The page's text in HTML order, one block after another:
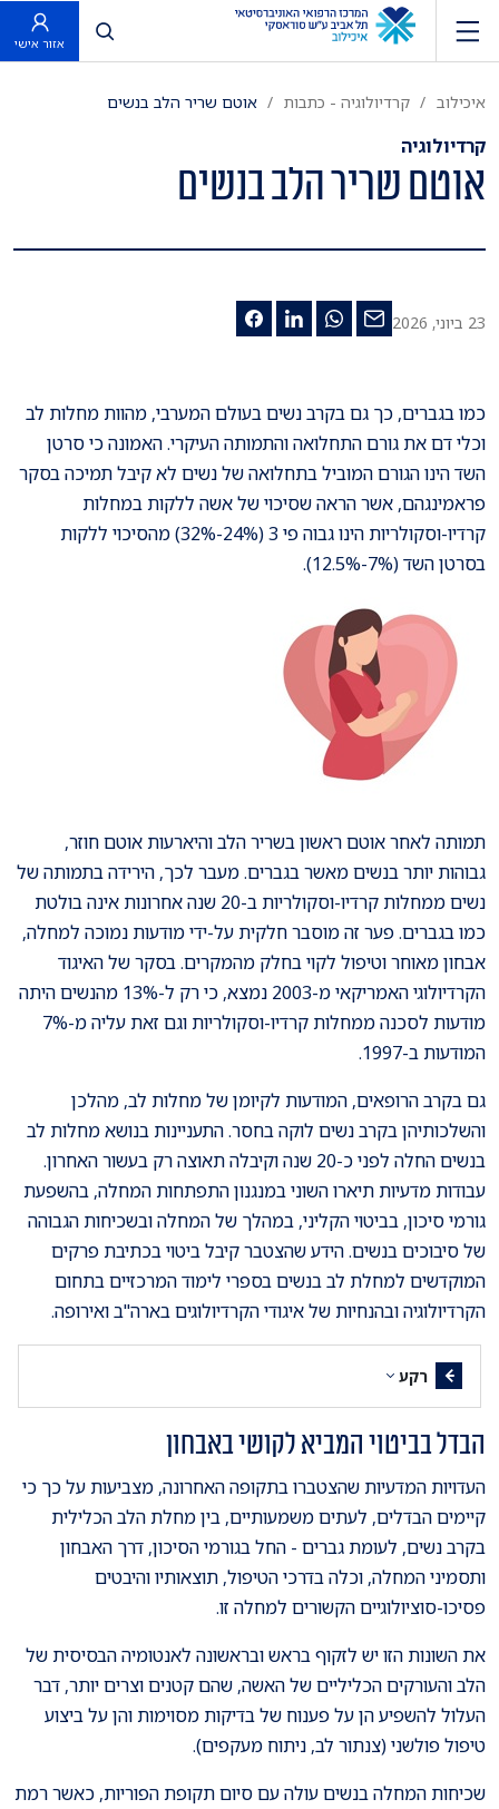
פתח חיפוש
אזור אישי
איכילוב קרדיולוגיה - כתבות אוטם שריר הלב בנשים
קרדיולוגיה
אוטם שריר הלב בנשים
23 ביוני, 2026
כמו בגברים, כך גם בקרב נשים בעולם המערבי, מהוות מחלות לב
וכלי דם את גורם התחלואה והתמותה העיקרי. האמונה כי סרטן
השד הינו הגורם המוביל בתחלואה של נשים לא קיבל תמיכה בסקר
פראמינגהם, אשר הראה שסיכוי של אשה ללקות במחלות
קרדיו-וסקולריות הינו גבוה פי 3 (24%-32%) מהסיכוי ללקות
בסרטן השד (7%-12.5%).
תמותה לאחר אוטם ראשון בשריר הלב והיארעות אוטם חוזר,
גבוהות יותר בנשים מאשר בגברים. מעבר לכך, הירידה בתמותה של
נשים ממחלות קרדיו-וסקולריות ב-20 שנה אחרונות אינה בולטת
כמו בגברים. פער זה מוסבר חלקית על-ידי מודעות נמוכה למחלה,
אבחון מאוחר וטיפול לקוי בחלק מהמקרים. בסקר של האיגוד
הקרדיולוגי האמריקאי מ-2003 נמצא, כי רק ל-13% מהנשים היתה
מודעות לסכנה ממחלות קרדיו-וסקולריות וגם זאת עליה מ-7%
המודעות ב-1997.
גם בקרב הרופאים, המודעות לקיומן של מחלות לב, מהלכן
והשלכותיהן בקרב נשים לוקה בחסר. התעניינות בנושא מחלות לב
בנשים החלה לפני כ-20 שנה וקיבלה תאוצה רק בעשור האחרון.
עבודות מדעיות תיארו השוני במנגנון התפתחות המחלה, בהשפעת
גורמי סיכון, בביטוי הקליני, במהלך של המחלה ובשכיחות הגבוהה
של סיבוכים בנשים. הידע שהצטבר קיבל ביטוי בכתיבת פרקים
המוקדשים למחלת לב בנשים בספרי לימוד המרכזיים בתחום
הקרדיולוגיה ובהנחיות של איגודי הקרדיולוגים בארה"ב ואירופה.
רקע
הבדל בביטוי המביא לקושי באבחון
העדויות המדעיות שהצטברו בתקופה האחרונה, מצביעות על כך כי
קיימים הבדלים, לעתים משמעותיים, בין מחלת הלב הכלילית
בקרב נשים, לעומת גברים - החל בגורמי הסיכון, דרך האבחון
ותסמיני המחלה, וכלה בדרכי הטיפול, תוצאותיו והיבטים
פסיכו-סוציולוגיים הקשורים למחלה זו.
את השונות הזו יש לזקוף בראש ובראשונה לאנטומיה הבסיסית של
הלב והעורקים הכליליים של האשה, שהם קטנים וצרים יותר, דבר
העלול להשפיע הן על פענוח של בדיקות מסוימות והן על ביצוע
טיפול פולשני (צנתור לב, ניתוח מעקפים).
שכיחות המחלה בנשים עולה עם סיום תקופת הפוריות, כאשר רמת